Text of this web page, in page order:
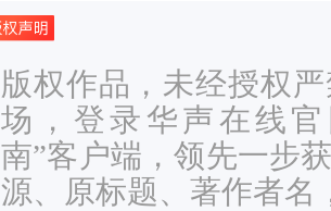
版权作品，未经授权
场，登录华声在线官
南”客户端，领先一步
源、原标题、著作者名